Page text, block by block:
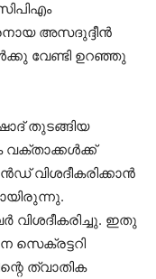
അസദുദ്ദീൻ
വേണ്ടി ഉറഞ്ഞു
തുടങ്ങിയ
വക്താക്കള്‍ക്ക്
വിശദീകരിക്കാന്‍
വിശദീകരിച്ചു. ഇതു
സെക്രട്ടറി
ത്വാതിക